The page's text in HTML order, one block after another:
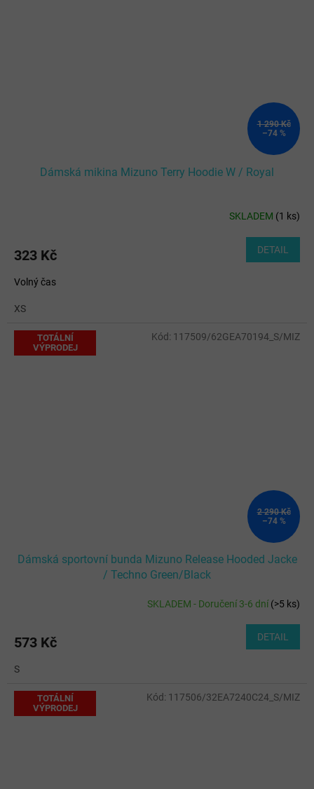
1 290 Kč
–74 %
Dámská mikina Mizuno Terry Hoodie W / Royal
SKLADEM (1 ks)
323 Kč DETAIL
Volný čas
XS
TOTÁLNÍ
VÝPRODEJ
2 290 Kč
–74 %
Dámská sportovní bunda Mizuno Release Hooded Jacke
/ Techno Green/Black
SKLADEM - Doručení 3-6 dní(>5 ks)
573 Kč DETAIL
S
Kód: 117509/62GEA70194_S/MIZ
TOTÁLNÍ
VÝPRODEJ
Kód: 117506/32EA7240C24_S/MIZ